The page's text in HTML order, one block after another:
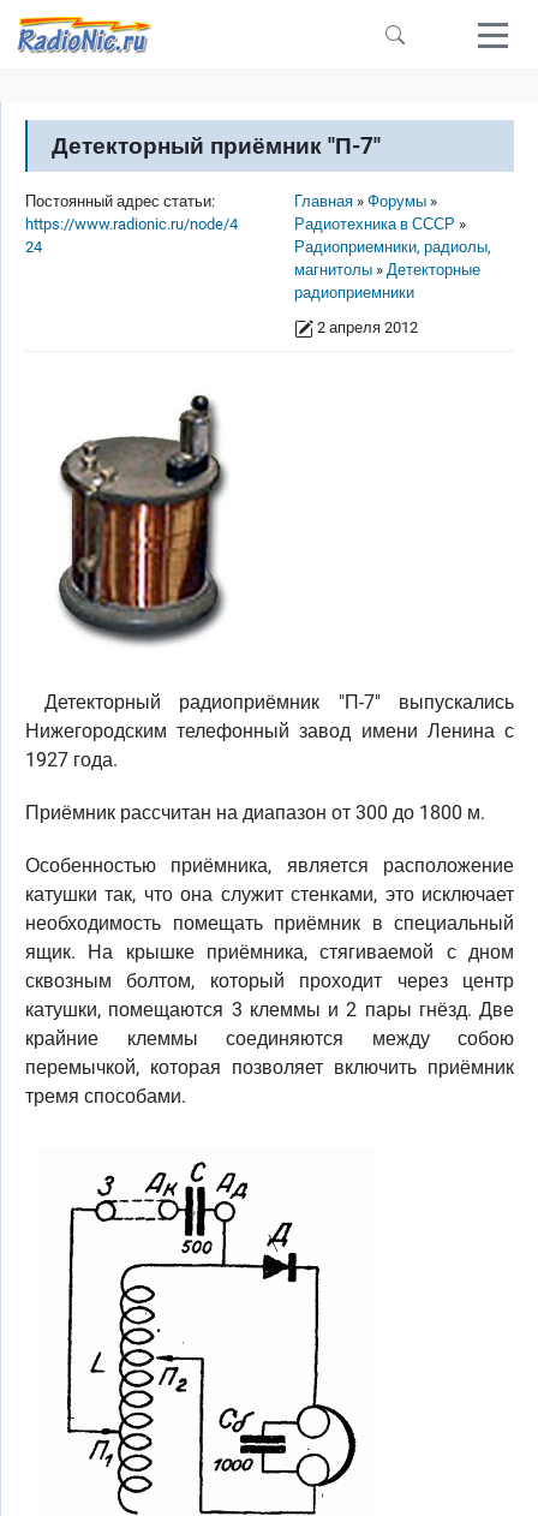
Перейти к основному содержанию
Детекторный приёмник "П-7"
Строка навигации
Главная
Форумы
Радиотехника в СССР
Радиоприемники, радиолы,
магнитолы
Детекторные
радиоприемники
2 апреля 2012
Постоянный адрес статьи:
https://www.radionic.ru/node/4
24
Детекторный радиоприёмник "П-7" выпускались
Нижегородским телефонный завод имени Ленина с
1927 года.
Приёмник рассчитан на диапазон от 300 до 1800 м.
Особенностью приёмника, является расположение
катушки так, что она служит стенками, это исключает
необходимость помещать приёмник в специальный
ящик. На крышке приёмника, стягиваемой с дном
сквозным болтом, который проходит через центр
катушки, помещаются 3 клеммы и 2 пары гнёзд. Две
крайние клеммы соединяются между собою
перемычкой, которая позволяет включить приёмник
тремя способами.